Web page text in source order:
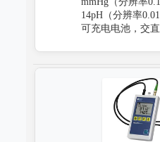
14pH（分辨率
可充电电池，交